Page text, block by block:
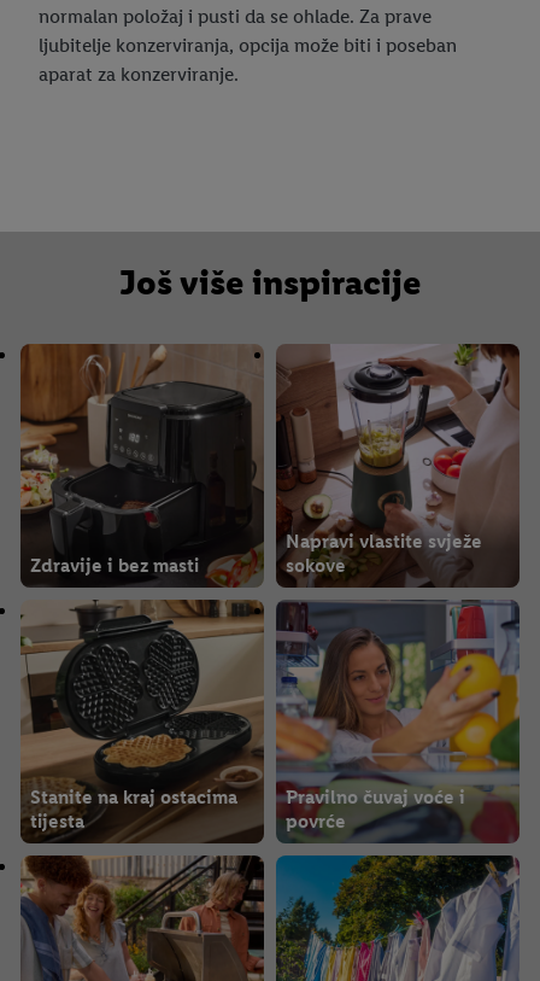
normalan položaj i pusti da se ohlade. Za prave
ljubitelje konzerviranja, opcija može biti i poseban
aparat za konzerviranje.
Još više inspiracije
Zdravije i bez masti
Napravi vlastite svježe
sokove
Stanite na kraj ostacima
tijesta
Pravilno čuvaj voće i
povrće